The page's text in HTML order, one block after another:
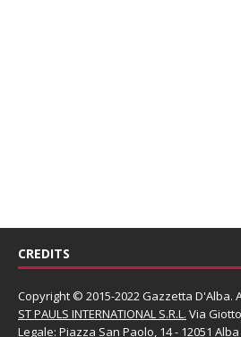
CREDITS
Copyright © 2015-2022 Gazzetta D'Alba.
ST PAULS INTERNATIONAL S.R.L. Via
Legale: Piazza San Paolo, 14 - 12051